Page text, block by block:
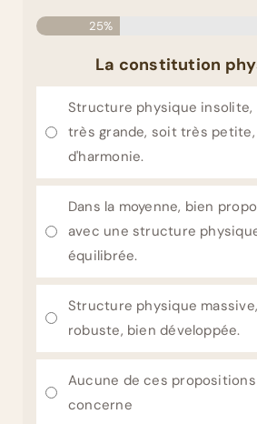
25%
La constitution
Structure physique insolite,
très grande, soit très petite,
d'harmonie.
Dans la moyenne, bien
avec une structure
équilibrée.
Structure physique
robuste, bien développée.
Aucune de ces
concerne